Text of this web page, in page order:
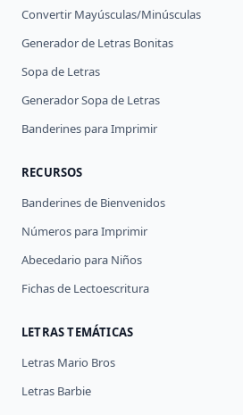
Convertir Mayúsculas/Minúsculas
Generador de Letras Bonitas
Sopa de Letras
Generador Sopa de Letras
Banderines para Imprimir
RECURSOS
Banderines de Bienvenidos
Números para Imprimir
Abecedario para Niños
Fichas de Lectoescritura
LETRAS TEMÁTICAS
Letras Mario Bros
Letras Barbie